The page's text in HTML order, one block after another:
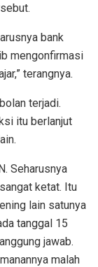
bank
mengonfirmasi
terangnya.
terjadi.
itu berlanjut
Seharusnya
ketat. Itu
lain satunya
tanggal 15
jawab.
malah